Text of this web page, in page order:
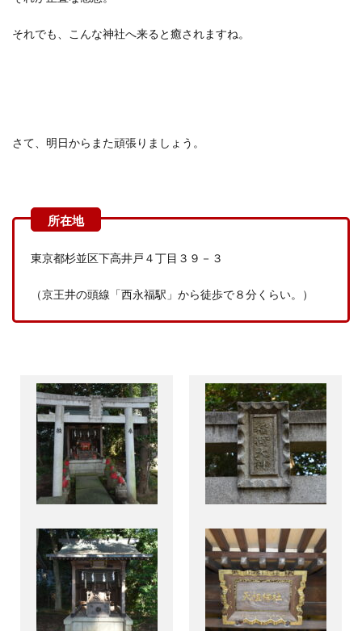
それでも、こんな神社へ来ると癒されますね。
さて、明日からまた頑張りましょう。
東京都杉並区下高井戸４丁目３９－３
（京王井の頭線「西永福駅」から徒歩で８分くらい。）